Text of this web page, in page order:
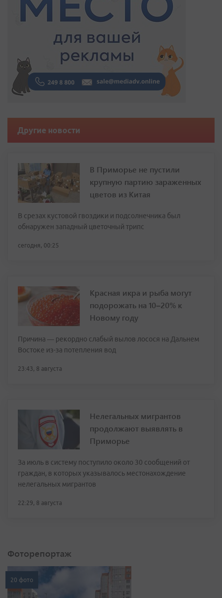
Другие новости
В Приморье не пустили
крупную партию зараженных
цветов из Китая
В срезах кустовой гвоздики и подсолнечника был
обнаружен западный цветочный трипс
сегодня, 00:25
Красная икра и рыба могут
подорожать на 10–20% к
Новому году
Причина — рекордно слабый вылов лосося на Дальнем
Востоке из-за потепления вод
23:43, 8 августа
Нелегальных мигрантов
продолжают выявлять в
Приморье
За июль в систему поступило около 30 сообщений от
граждан, в которых указывалось местонахождение
нелегальных мигрантов
22:29, 8 августа
Фоторепортаж
20 фото